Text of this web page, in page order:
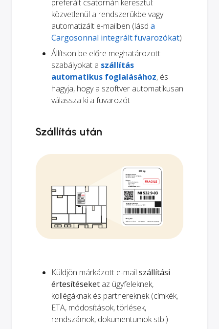
preferált csatornán keresztül:
közvetlenül a rendszerükbe vagy
automatizált e-mailben (lásd a
Cargosonnal integrált fuvarozókat)
Állítson be előre meghatározott
szabályokat a szállítás
automatikus foglalásához, és
hagyja, hogy a szoftver automatikusan
válassza ki a fuvarozót
Szállítás után
Küldjön márkázott e-mail szállítási
értesítéseket az ügyfeleknek,
kollégáknak és partnereknek (címkék,
ETA, módosítások, törlések,
rendszámok, dokumentumok stb.)